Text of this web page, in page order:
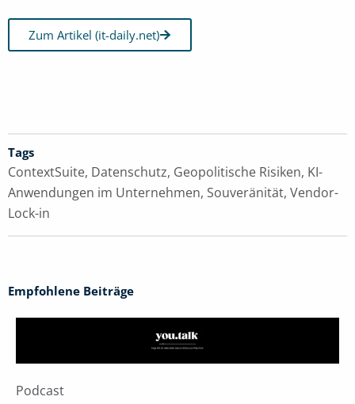
Zum Artikel (it-daily.net)
Tags
ContextSuite, Datenschutz, Geopolitische Risiken, KI-
Anwendungen im Unternehmen, Souveränität, Vendor-
Lock-in
Empfohlene Beiträge
Podcast